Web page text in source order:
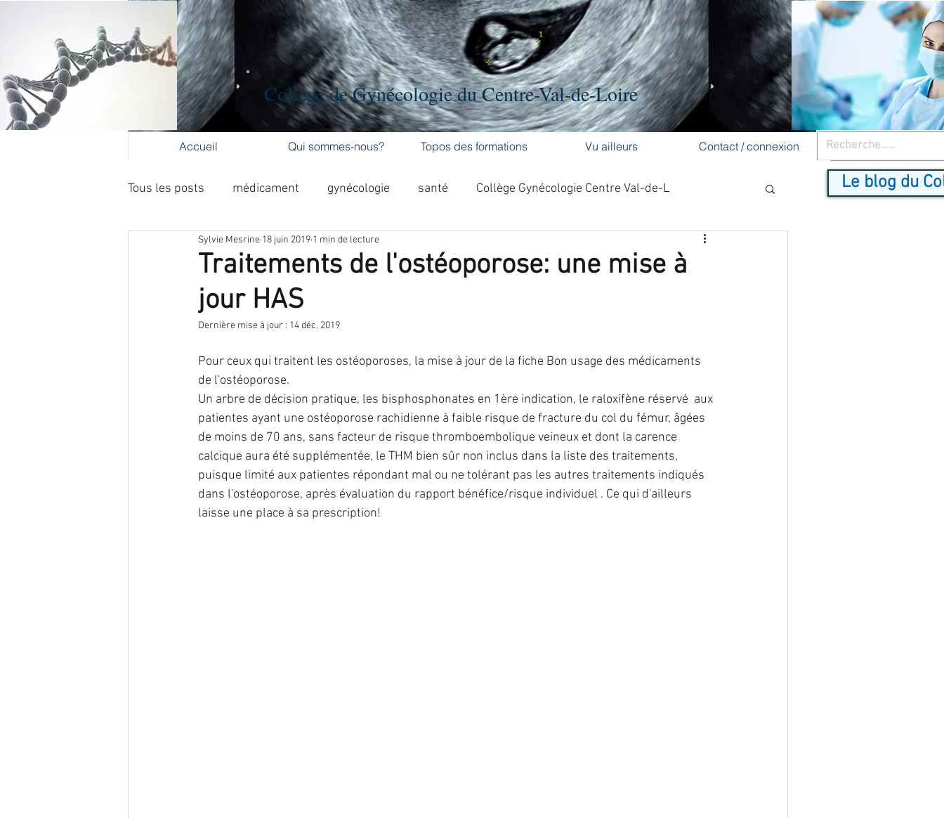
Collège de Gynécologie du Centre-Val-de-Loire
Accueil Qui sommes-nous? Topos des formations Vu ailleurs Contact / connexion
Tous les posts médicament gynécologie santé Collège Gynécologie Centre Val-de-L
Formation médicale continue activité physique cancer du sein
cancer du col cancer de l'ovaire
endométriose Infection IST IVG fausse-couche grossesse malformation
nutrition oncogénétique PMA préservation de fertilité stérilisation ostéoporose
reproduction Traitement hormonal de ménopause
Traitements de l'ostéoporose: une mise à
jour HAS
Sylvie Mesrine 18 juin 2019 1 min de lecture
Dernière mise à jour : 14 déc. 2019
Pour ceux qui traitent les ostéoporoses, la mise à jour de la fiche Bon usage des médicaments
de l'ostéoporose.
Un arbre de décision pratique, les bisphosphonates en 1ère indication, le raloxifène réservé  aux
patientes ayant une ostéoporose rachidienne à faible risque de fracture du col du fémur, âgées
de moins de 70 ans, sans facteur de risque thromboembolique veineux et dont la carence
calcique aura été supplémentée, le THM bien sûr non inclus dans la liste des traitements,
puisque limité aux patientes répondant mal ou ne tolérant pas les autres traitements indiqués
dans l'ostéoporose, après évaluation du rapport bénéfice/risque individuel . Ce qui d'ailleurs
laisse une place à sa prescription!
Le blog du